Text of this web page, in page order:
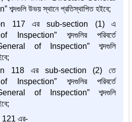
উভয় স্থানে প্রতিস্থাপিত হইবে;
117 এর sub-section (1) এ
Inspection” শব্দগুলির পরিবর্তে
of Inspection” শব্দগুলি
118 এর sub-section (2) তে
Inspection” শব্দগুলির পরিবর্তে
of Inspection” শব্দগুলি
এর-